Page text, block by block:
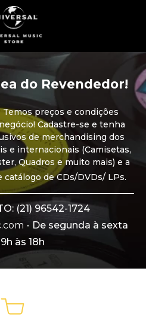
do Revendedor!
Temos preços e condições
Cadastre-se e tenha
de merchandising dos
e internacionais (Camisetas,
Quadros e muito mais) e a
de CDs/DVDs/ LPs.
(21) 96542-1724
- De segunda à sexta
às 18h